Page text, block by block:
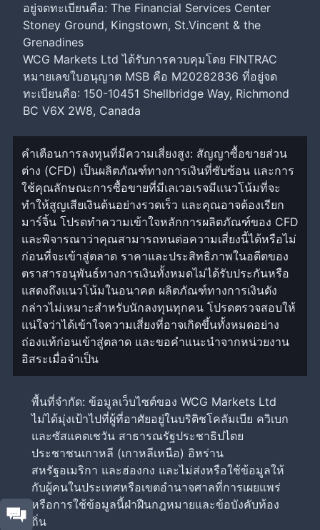
อยู่จดทะเบียนคือ: The Financial Services Center
Stoney Ground, Kingstown, St.Vincent & the
Grenadines
WCG Markets Ltd ได้รับการควบคุมโดย FINTRAC
หมายเลขใบอนุญาต MSB คือ M20282836 ที่อยู่จด
ทะเบียนคือ: 150-10451 Shellbridge Way, Richmond
BC V6X 2W8, Canada
คำเตือนการลงทุนที่มีความเสี่ยงสูง: สัญญาซื้อขายส่วน
ต่าง (CFD) เป็นผลิตภัณฑ์ทางการเงินที่ซับซ้อน และการ
ใช้คุณลักษณะการซื้อขายที่มีเลเวอเรจมีแนวโน้มที่จะ
ทำให้สูญเสียเงินต้นอย่างรวดเร็ว และคุณอาจต้องเรียก
มาร์จิ้น โปรดทำความเข้าใจหลักการผลิตภัณฑ์ของ CFD
และพิจารณาว่าคุณสามารถทนต่อความเสี่ยงนี้ได้หรือไม่
ก่อนที่จะเข้าสู่ตลาด ราคาและประสิทธิภาพในอดีตของ
ตราสารอนุพันธ์ทางการเงินทั้งหมดไม่ได้รับประกันหรือ
แสดงถึงแนวโน้มในอนาคต ผลิตภัณฑ์ทางการเงินดัง
กล่าวไม่เหมาะสำหรับนักลงทุนทุกคน โปรดตรวจสอบให้
แน่ใจว่าได้เข้าใจความเสี่ยงที่อาจเกิดขึ้นทั้งหมดอย่าง
ถ่องแท้ก่อนเข้าสู่ตลาด และขอคำแนะนำจากหน่วยงาน
อิสระเมื่อจำเป็น
พื้นที่จำกัด: ข้อมูลเว็บไซต์ของ WCG Markets Ltd
ไม่ได้มุ่งเป้าไปที่ผู้ที่อาศัยอยู่ในบริติชโคลัมเบีย ควิเบก
และซัสแคตเชวัน สาธารณรัฐประชาธิปไตย
ประชาชนเกาหลี (เกาหลีเหนือ) อิหร่าน
สหรัฐอเมริกา และฮ่องกง และไม่ส่งหรือใช้ข้อมูลให้
กับผู้คนในประเทศหรือเขตอำนาจศาลที่การเผยแพร่
หรือการใช้ข้อมูลนี้ฝ่าฝืนกฎหมายและข้อบังคับท้อง
ถิ่น